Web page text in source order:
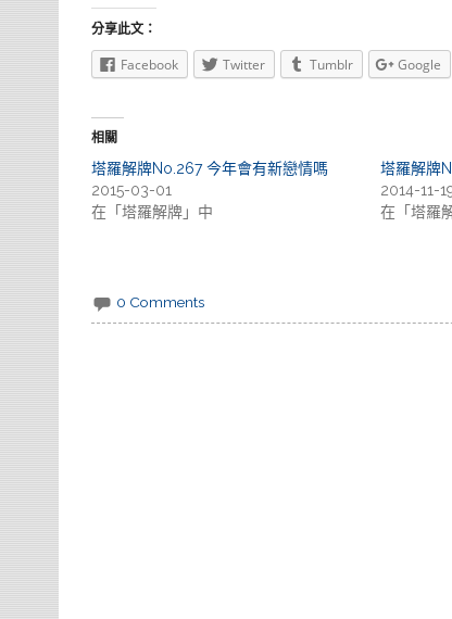
分享此文：
Facebook Twitter Tumblr Google
相關
塔羅解牌No.267 今年會有新戀情嗎
2015-03-01
在「塔羅解牌」中
塔羅解牌
2014-11-
在「塔羅
0 Comments